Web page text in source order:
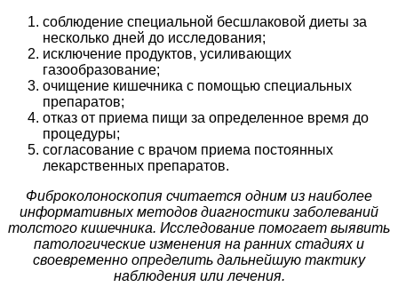
соблюдение специальной бесшлаковой диеты за
несколько дней до исследования;
исключение продуктов, усиливающих
газообразование;
очищение кишечника с помощью специальных
препаратов;
отказ от приема пищи за определенное время до
процедуры;
согласование с врачом приема постоянных
лекарственных препаратов.
Фиброколоноскопия считается одним из наиболее
информативных методов диагностики заболеваний
толстого кишечника. Исследование помогает выявить
патологические изменения на ранних стадиях и
своевременно определить дальнейшую тактику
наблюдения или лечения.